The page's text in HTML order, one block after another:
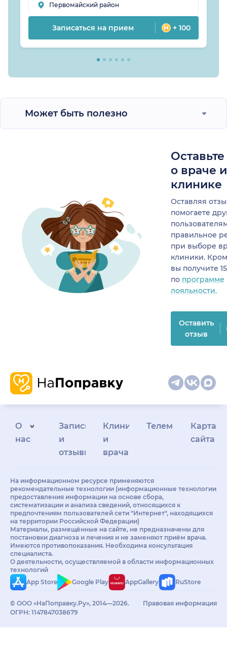
Первомайский район
Записаться на прием + 100
Может быть полезно
о враче
клинике
Оставляя
помогаете
правильное
при выборе
клиники.
вы получите
по программе
лояльности.
Оставить
отзыв
О
нас
Запись
и
отзывы
Клиникам
и
врачам
Телемедицина
Карта
сайта
На информационном ресурсе применяются
рекомендательные технологии (информационные технологии
предоставления информации на основе сбора,
систематизации и анализа сведений, относящихся к
предпочтениям пользователей сети "Интернет", находящихся
на территории Российской Федерации)
Материалы, размещённые на сайте, не предназначены для
постановки диагноза и лечения и не заменяют приём врача.
Имеются противопоказания. Необходима консультация
специалиста.
О деятельности, осуществляемой в области информационных
технологий
App Store
Google Play AppGallery RuStore
© ООО «НаПоправку.Ру», 2014—2026.
ОГРН: 1147847038679
Правовая информация